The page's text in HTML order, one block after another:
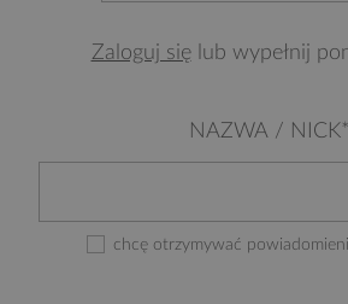
Zaloguj sięlub wypełnij
NAZWA / NICK*
chcę otrzymywać